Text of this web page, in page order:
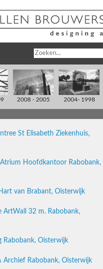
2008 - 2005 2004- 1998
St Elisabeth Ziekenhuis,
Hoofdkantoor Rabobank,
van Brabant, Oisterwijk
ArtWall 32 m. Rabobank,
Rabobank, Oisterwijk
Archief Rabobank, Oisterwijk